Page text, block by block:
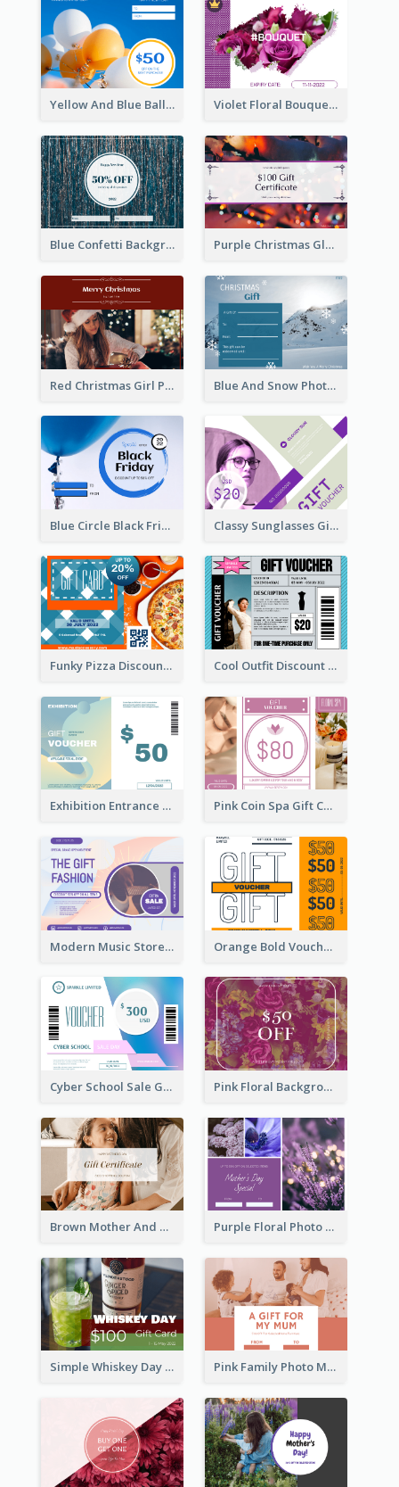
Yellow And Blue Balloon Photo New Year Gift Card Violet Floral Bouquet Gift Card Design Ideas
Blue Confetti Background New Year Sale Gift Card Purple Christmas Glow Light Background Gift Card
Red Christmas Girl Photo Gift Card Blue And Snow Photo Christmas Gift Card
Blue Circle Black Friday Sale Gift Card Classy Sunglasses Gift Card
Funky Pizza Discount Voucher Gift Card Cool Outfit Discount Voucher Card Design
Exhibition Entrance Discount Gift Card Pink Coin Spa Gift Card
Modern Music Store Gift Card Orange Bold Voucher Gift Card
Cyber School Sale Gift Card Pink Floral Background Birthday Gift Card
Brown Mother And Daughter Photo Mother's Day Gift Card Purple Floral Photo Frame Mother's Day Gift Card
Simple Whiskey Day Gift Card With Photo Pink Family Photo Mother's Day Gift Card